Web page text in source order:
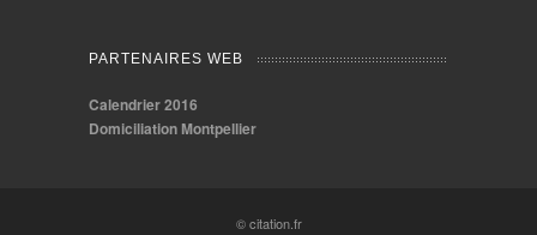
PARTENAIRES WEB
Calendrier 2016
Domiciliation Montpellier
© citation.fr